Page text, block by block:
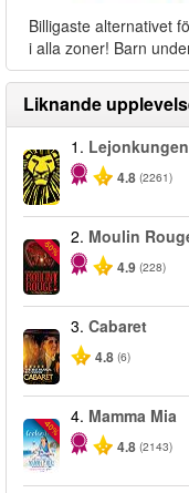
Billigaste alternativet
i alla zoner! Barn
Liknande
1.
4.8 (2261)
-50%
2. Moulin
4.9 (228)
3. Cabaret
4.8 (6)
-40%
4. Mamma Mia
4.8 (2143)